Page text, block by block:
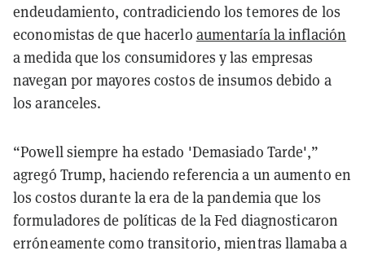
endeudamiento, contradiciendo los temores de los
economistas de que hacerlo aumentaría la inflación
a medida que los consumidores y las empresas
navegan por mayores costos de insumos debido a
los aranceles.
“Powell siempre ha estado 'Demasiado Tarde',”
agregó Trump, haciendo referencia a un aumento en
los costos durante la era de la pandemia que los
formuladores de políticas de la Fed diagnosticaron
erróneamente como transitorio, mientras llamaba a